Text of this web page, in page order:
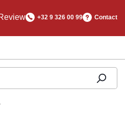
+32 9 326 00 99 Contact